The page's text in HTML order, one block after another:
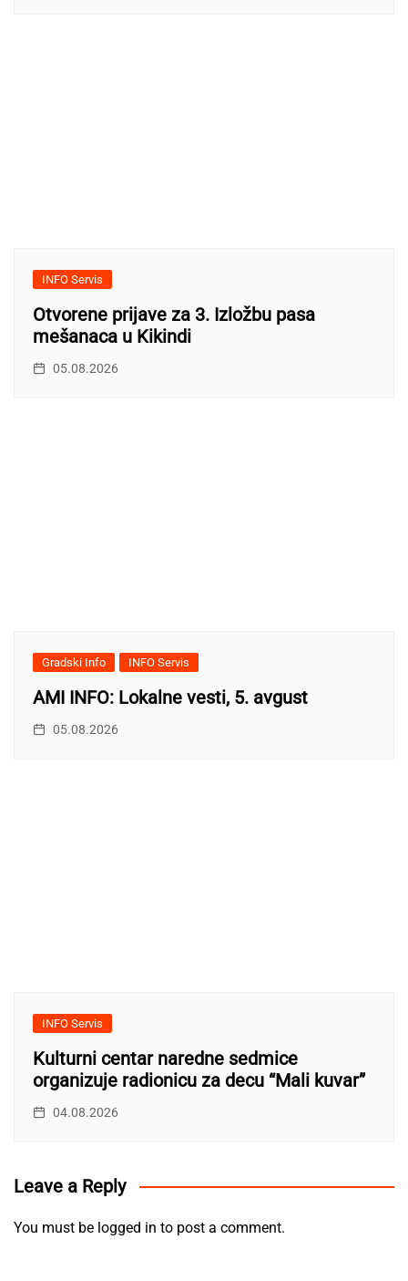
INFO Servis
Otvorene prijave za 3. Izložbu pasa
mešanaca u Kikindi
05.08.2026
Gradski Info INFO Servis
AMI INFO: Lokalne vesti, 5. avgust
05.08.2026
INFO Servis
Kulturni centar naredne sedmice
organizuje radionicu za decu “Mali kuvar”
04.08.2026
Leave a Reply
You must be logged in to post a comment.